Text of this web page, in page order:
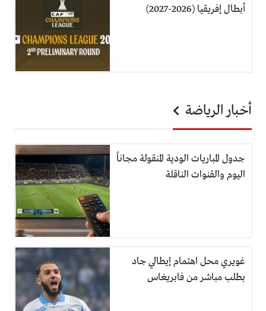
أبطال إفريقيا (2026-2027)
أخبار الرياضة
جدول المباريات الودية المنقولة مجاناً
اليوم والقنوات الناقلة
غويري محل اهتمام إيطالي جاد
بطلب مباشر من فابريغاس